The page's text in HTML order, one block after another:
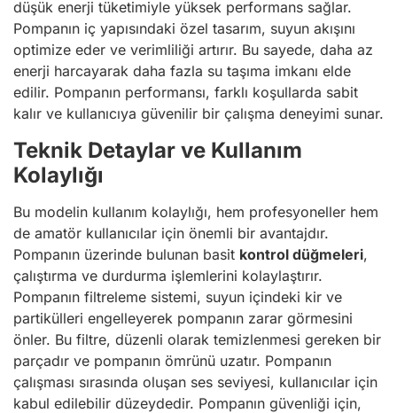
düşük enerji tüketimiyle yüksek performans sağlar.
Pompanın iç yapısındaki özel tasarım, suyun akışını
optimize eder ve verimliliği artırır. Bu sayede, daha az
enerji harcayarak daha fazla su taşıma imkanı elde
edilir. Pompanın performansı, farklı koşullarda sabit
kalır ve kullanıcıya güvenilir bir çalışma deneyimi sunar.
Teknik Detaylar ve Kullanım
Kolaylığı
Bu modelin kullanım kolaylığı, hem profesyoneller hem
de amatör kullanıcılar için önemli bir avantajdır.
Pompanın üzerinde bulunan basit kontrol düğmeleri,
çalıştırma ve durdurma işlemlerini kolaylaştırır.
Pompanın filtreleme sistemi, suyun içindeki kir ve
partikülleri engelleyerek pompanın zarar görmesini
önler. Bu filtre, düzenli olarak temizlenmesi gereken bir
parçadır ve pompanın ömrünü uzatır. Pompanın
çalışması sırasında oluşan ses seviyesi, kullanıcılar için
kabul edilebilir düzeydedir. Pompanın güvenliği için,